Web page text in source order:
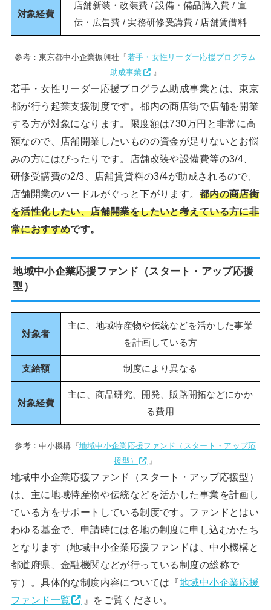
対象経費
店舗新装・改装費 / 設備・備品購入費 / 宣
伝・広告費 / 実務研修受講費 / 店舗賃借料
参考：東京都中小企業振興社『若手・女性リーダー応援プログラム
助成事業
』
若手・女性リーダー応援プログラム助成事業とは、東京
都が行う起業支援制度です。都内の商店街で店舗を開業
する方が対象になります。限度額は730万円と非常に高
額なので、店舗開業したいものの資金が足りないとお悩
みの方にはぴったりです。店舗改装や設備費等の3/4、
研修受講費の2/3、店舗賃貸料の3/4が助成されるので、
店舗開業のハードルがぐっと下がります。 都内の商店街
を活性化したい、店舗開業をしたいと考えている方に非
常におすすめです。
地域中小企業応援ファンド（スタート・アップ応援
型）
対象者
主に、地域特産物や伝統などを活かした事業
を計画している方
支給額 制度により異なる
対象経費
主に、商品研究、開発、販路開拓などにかか
る費用
参考：中小機構『地域中小企業応援ファンド（スタート・アップ応
援型）
』
地域中小企業応援ファンド（スタート・アップ応援型）
は、主に地域特産物や伝統などを活かした事業を計画し
ている方をサポートしている制度です。ファンドとはい
わゆる基金で、申請時には各地の制度に申し込むかたち
となります（地域中小企業応援ファンドは、中小機構と
都道府県、金融機関などが行っている制度の総称で
す）。具体的な制度内容については『地域中小企業応援
ファンド一覧
』をご覧ください。